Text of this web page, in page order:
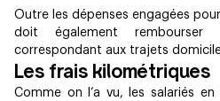
Outre les dépenses engagées
doit également
correspondant aux trajets
Les frais kilométriques
Comme on l’a vu, les salariés